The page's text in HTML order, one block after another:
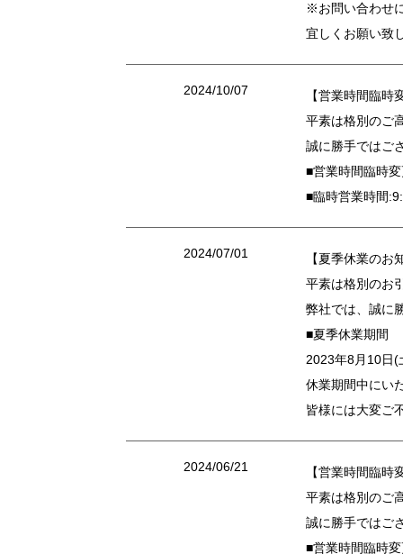
※お問い合わせ
宜しくお願い致
2024/10/07
【営業時間臨時
平素は格別のご
誠に勝手ではご
■営業時間臨時
■臨時営業時間
2024/07/01
【夏季休業のお
平素は格別のお
弊社では、誠に
■夏季休業期間
2023年8月10
休業期間中にい
皆様には大変ご
2024/06/21
【営業時間臨時
平素は格別のご
誠に勝手ではご
■営業時間臨時